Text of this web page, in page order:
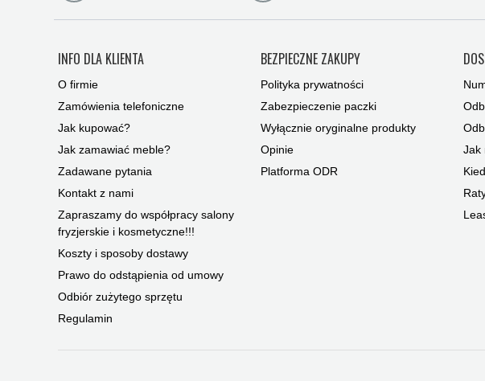
INFO DLA KLIENTA
O firmie
Zamówienia telefoniczne
Jak kupować?
Jak zamawiać meble?
Zadawane pytania
Kontakt z nami
Zapraszamy do współpracy salony
fryzjerskie i kosmetyczne!!!
Koszty i sposoby dostawy
Prawo do odstąpienia od umowy
Odbiór zużytego sprzętu
Regulamin
BEZPIECZNE ZAKUPY
Polityka prywatności
Zabezpieczenie paczki
Wyłącznie oryginalne produkty
Opinie
Platforma ODR
Jak